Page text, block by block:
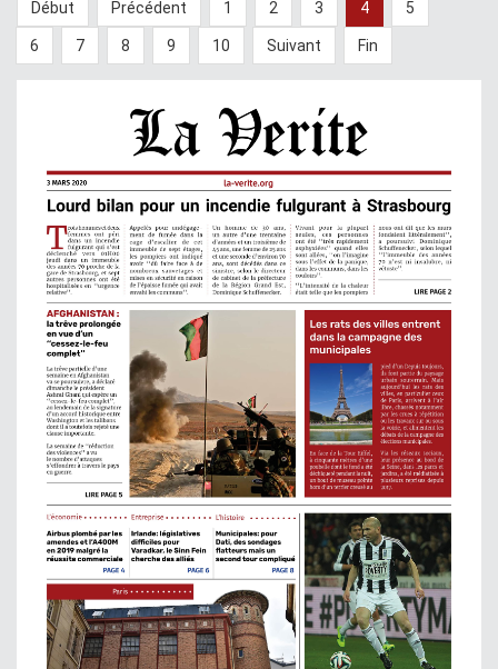
Début Précédent 1 2 3 4 5
6 7 8 9 10 Suivant Fin